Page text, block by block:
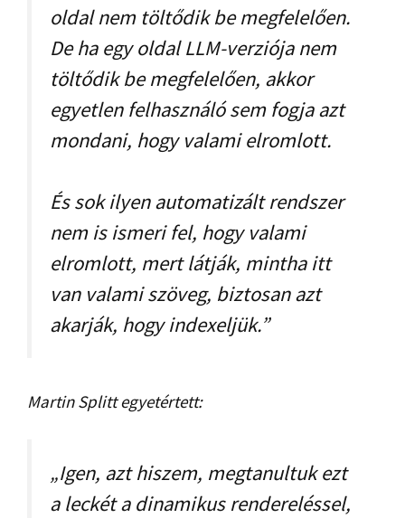
oldal nem töltődik be megfelelően.
De ha egy oldal LLM-verziója nem
töltődik be megfelelően, akkor
egyetlen felhasználó sem fogja azt
mondani, hogy valami elromlott.
És sok ilyen automatizált rendszer
nem is ismeri fel, hogy valami
elromlott, mert látják, mintha itt
van valami szöveg, biztosan azt
akarják, hogy indexeljük.”
Martin Splitt egyetértett:
„Igen, azt hiszem, megtanultuk ezt
a leckét a dinamikus rendereléssel,